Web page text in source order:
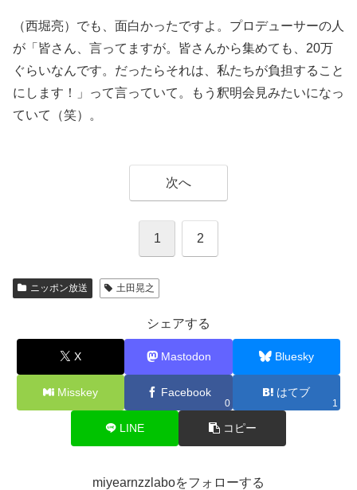
（西堀亮）でも、面白かったですよ。プロデューサーの人
が「皆さん、言ってますが。皆さんから集めても、20万
ぐらいなんです。だったらそれは、私たちが負担すること
にします！」って言っていて。もう釈明会見みたいになっ
ていて（笑）。
次へ
1 2
ニッポン放送 土田晃之
シェアする
X Mastodon Bluesky
Misskey Facebook
0
はてブ
1
LINE コピー
miyearnzzlaboをフォローする